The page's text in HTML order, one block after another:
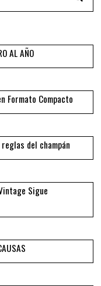
AL AÑO
02
Formato Compacto
03
reglas del champán
04
Sigue
05
06